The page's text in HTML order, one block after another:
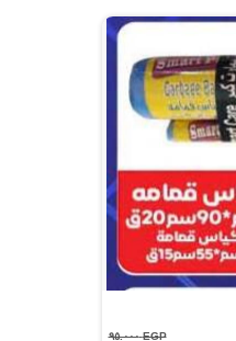
EGP ٩٥.٠٠٠